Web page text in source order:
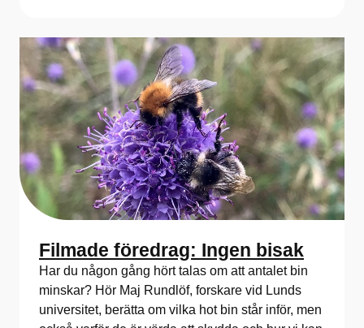
Filmade föredrag: Ingen bisak
Har du någon gång hört talas om att antalet bin
minskar? Hör Maj Rundlöf, forskare vid Lunds
universitet, berätta om vilka hot bin står inför, men